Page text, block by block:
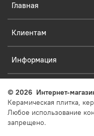
Главная
Клиентам
Информация
© 2026 Интернет-
Керамическая плитка,
Любое использование
запрещено.